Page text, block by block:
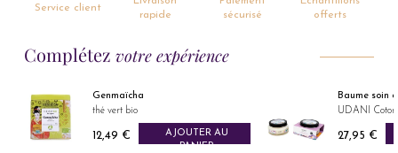
Service client
rapide
sécurisé
offerts
Complétez votre expérience
Genmaïcha
thé vert bio
Prix
12,49 €
AJOUTER AU
PANIER
Baume soin
UDANI
Prix
27,95 €